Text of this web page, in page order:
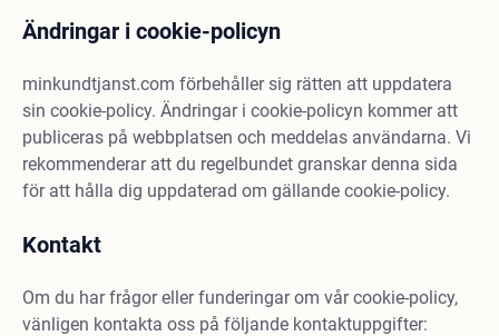
Ändringar i cookie-policyn
minkundtjanst.com förbehåller sig rätten att uppdatera
sin cookie-policy. Ändringar i cookie-policyn kommer att
publiceras på webbplatsen och meddelas användarna. Vi
rekommenderar att du regelbundet granskar denna sida
för att hålla dig uppdaterad om gällande cookie-policy.
Kontakt
Om du har frågor eller funderingar om vår cookie-policy,
vänligen kontakta oss på följande kontaktuppgifter: